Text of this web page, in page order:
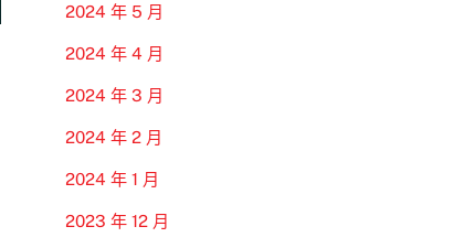
2024 年 5 月
2024 年 4 月
2024 年 3 月
2024 年 2 月
2024 年 1 月
2023 年 12 月